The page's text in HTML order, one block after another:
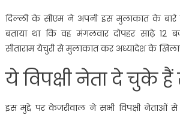
दिल्ली के सीएम ने अपनी इस मुलाकात के बारे
बताया था कि वह मंगलवार दोपहर साढ़े 12
सीताराम येचुरी से मुलाकात कर अध्यादेश के
ये विपक्षी नेता दे चुके
इस मुद्दे पर केजरीवाल ने सभी विपक्षी नेताओं